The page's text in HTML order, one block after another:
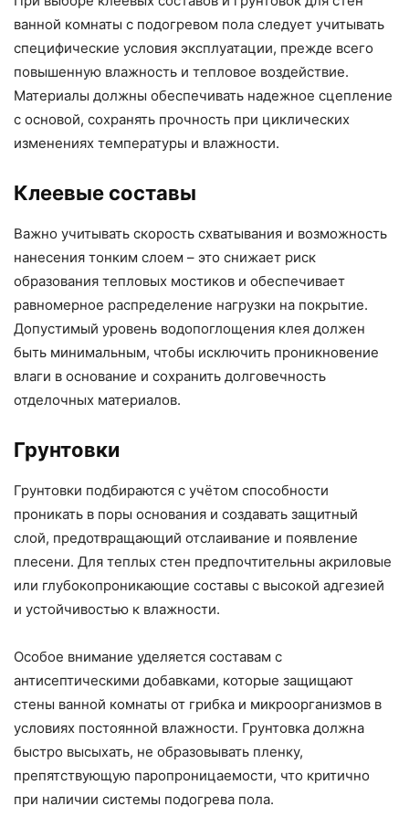
ванной комнаты с подогревом пола следует учитывать
специфические условия эксплуатации, прежде всего
повышенную влажность и тепловое воздействие.
Материалы должны обеспечивать надежное сцепление
с основой, сохранять прочность при циклических
изменениях температуры и влажности.
Клеевые составы
Важно учитывать скорость схватывания и возможность
нанесения тонким слоем – это снижает риск
образования тепловых мостиков и обеспечивает
равномерное распределение нагрузки на покрытие.
Допустимый уровень водопоглощения клея должен
быть минимальным, чтобы исключить проникновение
влаги в основание и сохранить долговечность
отделочных материалов.
Грунтовки
Грунтовки подбираются с учётом способности
проникать в поры основания и создавать защитный
слой, предотвращающий отслаивание и появление
плесени. Для теплых стен предпочтительны акриловые
или глубокопроникающие составы с высокой адгезией
и устойчивостью к влажности.
Особое внимание уделяется составам с
антисептическими добавками, которые защищают
стены ванной комнаты от грибка и микроорганизмов в
условиях постоянной влажности. Грунтовка должна
быстро высыхать, не образовывать пленку,
препятствующую паропроницаемости, что критично
при наличии системы подогрева пола.